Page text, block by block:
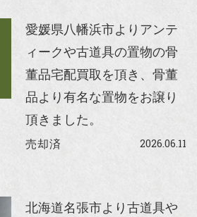
愛媛県八幡浜市よりアンテ
ィークや古道具の置物の骨
董品宅配買取を頂き、骨董
品より有名な置物をお譲り
頂きました。
売却済 2026.06.11
北海道名張市より古道具や